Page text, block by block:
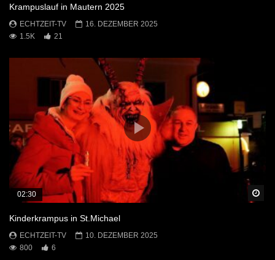
Krampuslauf in Mautern 2025
ECHTZEIT-TV
16. DEZEMBER 2025
1.5K
21
02:30
Kinderkrampus in St.Michael
ECHTZEIT-TV
10. DEZEMBER 2025
800
6